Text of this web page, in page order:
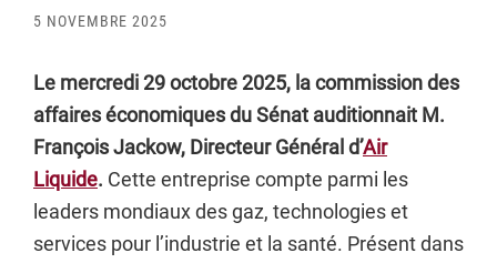
5 NOVEMBRE 2025
Le mercredi 29 octobre 2025, la commission des
affaires économiques du Sénat auditionnait M.
François Jackow, Directeur Général d’Air
Liquide. Cette entreprise compte parmi les
leaders mondiaux des gaz, technologies et
services pour l’industrie et la santé. Présent dans